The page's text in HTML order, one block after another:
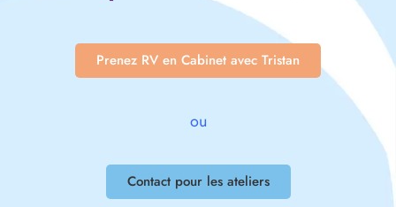
Prenez RV en Cabinet avec Tristan
ou
Contact pour les ateliers